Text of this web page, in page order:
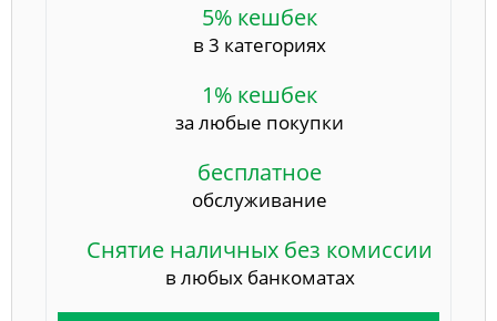
5% кешбек
в 3 категориях
1% кешбек
за любые покупки
бесплатное
обслуживание
Снятие наличных без комиссии
в любых банкоматах